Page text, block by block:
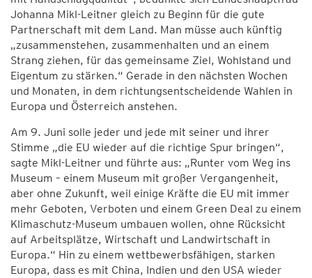
Johanna Mikl-Leitner gleich zu Beginn für die gute
Partnerschaft mit dem Land. Man müsse auch künftig
„zusammenstehen, zusammenhalten und an einem
Strang ziehen, für das gemeinsame Ziel, Wohlstand und
Eigentum zu stärken.“ Gerade in den nächsten Wochen
und Monaten, in dem richtungsentscheidende Wahlen in
Europa und Österreich anstehen.
Am 9. Juni solle jeder und jede mit seiner und ihrer
Stimme „die EU wieder auf die richtige Spur bringen“,
sagte Mikl-Leitner und führte aus: „Runter vom Weg ins
Museum – einem Museum mit großer Vergangenheit,
aber ohne Zukunft, weil einige Kräfte die EU mit immer
mehr Geboten, Verboten und einem Green Deal zu einem
Klimaschutz-Museum umbauen wollen, ohne Rücksicht
auf Arbeitsplätze, Wirtschaft und Landwirtschaft in
Europa.“ Hin zu einem wettbewerbsfähigen, starken
Europa, dass es mit China, Indien und den USA wieder